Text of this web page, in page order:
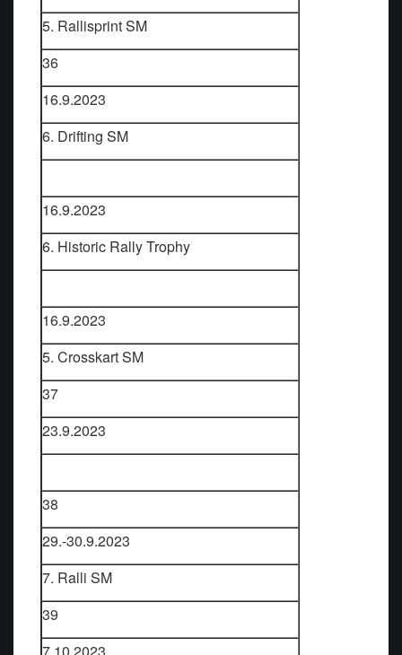
5. Rallisprint SM
36
16.9.2023
6. Drifting SM
16.9.2023
6. Historic Rally Trophy
16.9.2023
5. Crosskart SM
37
23.9.2023
38
29.-30.9.2023
7. Ralli SM
39
7.10.2023